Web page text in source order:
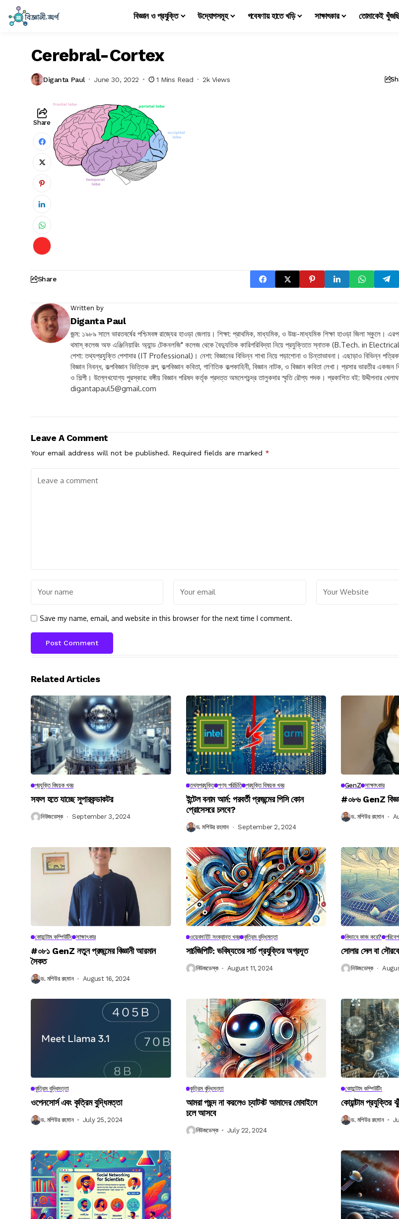
বিজ্ঞান ও প্রযুক্তি উদ্যোগসমূহ গবেষণায় হাতে খড়ি সাক্ষাৎকার তোমাকেই
Cerebral-Cortex
Diganta Paul June 30, 2022 1 Mins Read 2k Views
Share
Share
Written by
Diganta Paul
জন্ম: ১৯৮৯ সালে ভারতবর্ষের পশ্চিমবঙ্গ রাজ্যের হাওড়া জেলায়। শিক্ষা: প্রাথমিক, মাধ্যমিক, ও উচ্চ-মাধ্যমিক শিক্ষা হাওড়া জিলা স্কুলে।
থমাস্ কলেজ অফ এঞ্জিনিয়ারিং অ্যান্ড টেকনলজি" কলেজ থেকে বৈদ্যুতিক কারিগরিবিদ্যা নিয়ে প্রযুক্তিতে স্নাতক (B.Tech. in
পেশা: তথ্যপ্রযুক্তি পেশাদার (IT Professional)। নেশা: বিজ্ঞানের বিভিন্ন শাখা নিয়ে পড়াশোনা ও চিন্তাভাবনা। এছাড়াও বিভিন্ন
বিজ্ঞান নিবন্ধ, কল্পবিজ্ঞান ভিত্তিক গল্প, কল্পবিজ্ঞান কবিতা, গাণিতিক কল্পকাহিনী, বিজ্ঞান নাটক, ও বিজ্ঞান কবিতা লেখা। প্রসার ভারতীর একজন
ও শিল্পী। উল্লেখযোগ্য পুরস্কার: বঙ্গীয় বিজ্ঞান পরিষদ কর্তৃক প্রদত্ত অমলেশচন্দ্র তালুকদার স্মৃতি রৌপ্য পদক। প্রকাশিত বই: উদ্দীপনার
digantapaul5@gmail.com
Leave A Comment
Your email address will not be published. Required fields are marked *
Save my name, email, and website in this browser for the next time I comment.
Related Articles
প্রযুক্তি বিষয়ক খবর
সফল হতে যাচ্ছে সুপারকন্ডাকটর
নিউজডেস্ক September 3, 2024
তথ্যপ্রযুক্তি পণ্য পরিচিতি প্রযুক্তি বিষয়ক খবর
ইন্টেল বনাম আর্ম: পরবর্তী প্রজন্মের পিসি কোন
প্রোসেসরে চলবে?
ড. মশিউর রহমান September 2, 2024
GenZ সাক্ষাৎকার
#০৮৬ GenZ
ড. মশিউর রহমান
কোয়ান্টাম কম্পিউটিং সাক্ষাৎকার
#০৮১ GenZ নতুন প্রজন্মের বিজ্ঞানী আরমান
সৈকত
ড. মশিউর রহমান August 16, 2024
ওয়েবসাইট সংক্রান্ত খবর কৃত্রিম বুদ্ধিমত্তা
সার্চজিপিটি: ভবিষ্যতের সার্চ প্রযুক্তির অগ্রদূত
নিউজডেস্ক August 11, 2024
কিভাবে কাজ করে?
সোলার সেল বা
নিউজডেস্ক
কৃত্রিম বুদ্ধিমত্তা
ওপেনসোর্স এবং কৃত্রিম বুদ্ধিমত্তা
ড. মশিউর রহমান July 25, 2024
কৃত্রিম বুদ্ধিমত্তা
আমরা পছন্দ না করলেও চ্যাটবট আমাদের মোবাইলে
চলে আসবে
নিউজডেস্ক July 22, 2024
কোয়ান্টাম কম্পিউটিং
কোয়ান্টাম
ড. মশিউর রহমান